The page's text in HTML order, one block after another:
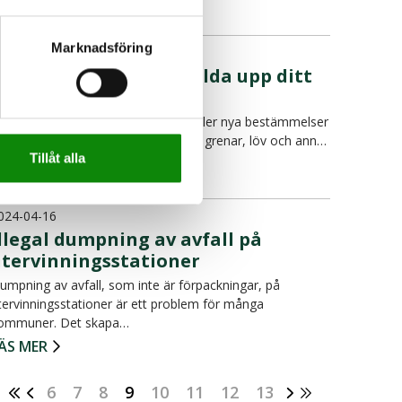
Marknadsföring
Tillåt alla
04-25
Nu får du inte längre elda upp ditt
trädgårdsavfall
och med den 1 januari 2024 gäller nya bestämmelser
det är inte längre tillåtet att elda grenar, löv och ann…
LÄS MER
04-16
dumpning av avfall på
av avfall, som inte är förpackningar, på
är ett problem för många
Det skapa…
MER
6 7 8 9 10 11 12 13